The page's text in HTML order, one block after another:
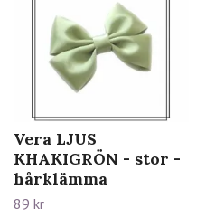
Vera LJUS
KHAKIGRÖN - stor -
hårklämma
89 kr